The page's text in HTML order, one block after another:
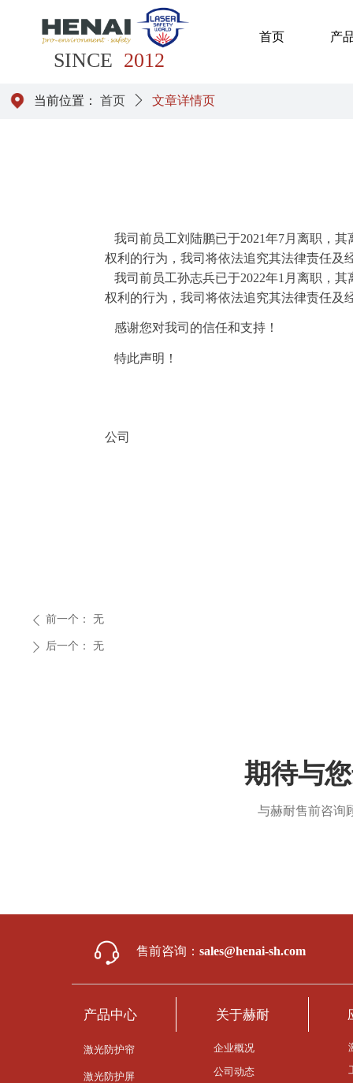
SINCE 2012
首页 产
我司前员工刘陆鹏已于2021年7月离职，
权利的行为，我司将依法追究其法律责任及
我司前员工孙志兵已于2022年1 月离职，
权利的行为，我司将依法追究其法律责任及
感谢您对我司的信任和支持！
特此声明！
公司
ꄲ 后一个： 无
ꄴ 前一个： 无
首页 ꄲ 文章详情页
当前位置：
激光防护帘
激光防护屏
产品中心 关于赫耐
售前咨询： sales@henai-sh.com
企业概况
公司动态
期待与
与赫耐售前咨询